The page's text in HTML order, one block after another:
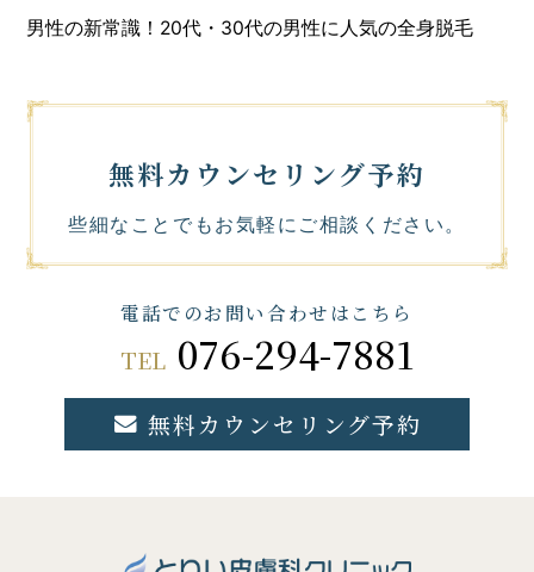
男性の新常識！20代・30代の男性に人気の全身脱毛
無料カウンセリング予約
些細なことでもお気軽にご相談ください。
電話でのお問い合わせはこちら
TEL 076-294-7881
無料カウンセリング予約